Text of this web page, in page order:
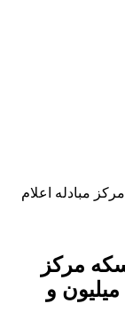
مبادله اعلام
مرکز
مبادله اعلام شد / سکه تمام ۸۳ میلیون و